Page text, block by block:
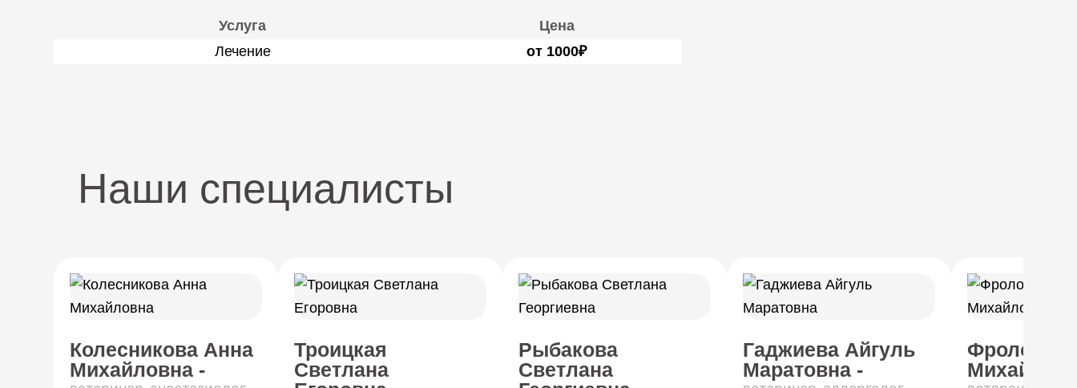
Услуга
Цена
Лечение
от 1000₽
Наши специалисты
Колесникова Анна
Михайловна -
Троицкая
Светлана
Рыбакова
Светлана
Гаджиева Айгуль
Маратовна -
Фролов